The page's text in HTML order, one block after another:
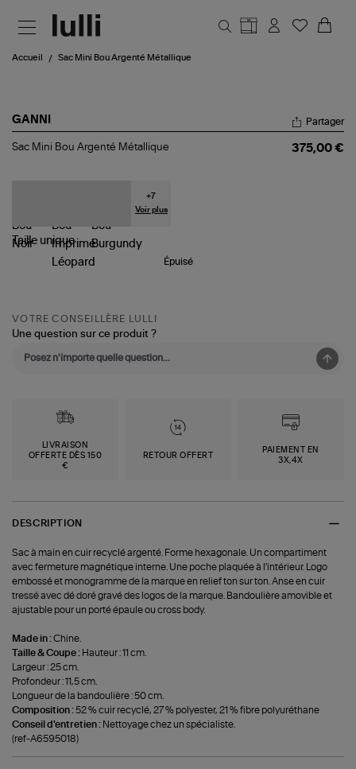
Accueil Sac Mini Bou Argenté Métallique
GANNI
Sac
Partager
Sac Mini Bou Argenté Métallique 375,00 €
+7
Voir plus
Taille unique
Épuisé
VOTRE CONSEILLÈRE LULLI
Une question sur ce produit ?
LIVRAISON
OFFERTE DÈS 150
€
RETOUR OFFERT
PAIEMENT EN
3X,4X
DESCRIPTION
Sac à main en cuir recyclé argenté. Forme hexagonale. Un compartiment
avec fermeture magnétique interne. Une poche plaquée à l'intérieur. Logo
embossé et monogramme de la marque en relief ton sur ton. Anse en cuir
tressé avec dé doré gravé des logos de la marque. Bandoulière amovible et
ajustable pour un porté épaule ou cross body.
Made in :Chine.
Taille & Coupe : Hauteur : 11 cm.
Largeur : 25 cm.
Profondeur : 11,5 cm.
Longueur de la bandoulière : 50 cm.
Composition :52 % cuir recyclé, 27 % polyester, 21 % fibre polyuréthane
Conseil d'entretien : Nettoyage chez un spécialiste.
(ref-A6595018)